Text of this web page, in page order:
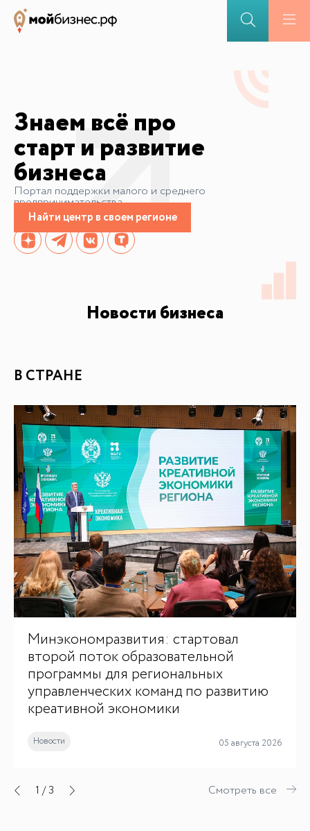
БАЗА ЗНАНИЙ
Видеоуроки и курсы
Вдохновиться
Знаем всё про
старт и развитие
бизнеса
Портал поддержки малого и среднего
предпринимательства
Найти центр в своем регионе
Новости бизнеса
В СТРАНЕ
Минэкономразвития: стартовал
второй поток образовательной
программы для региональных
управленческих команд по развитию
креативной экономики
Новости 05 августа 2026
1 /3 Смотреть все